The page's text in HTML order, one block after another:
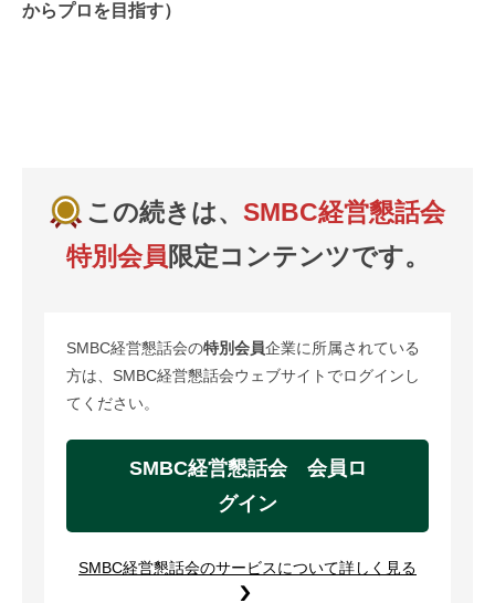
からプロを目指す）
この続きは、SMBC経営懇話会
特別会員 限定コンテンツです。
SMBC経営懇話会の特別会員企業に所属されている
方は、SMBC経営懇話会ウェブサイトでログインし
てください。
SMBC経営懇話会 会員ロ
グイン
SMBC経営懇話会のサービスについて詳しく見る